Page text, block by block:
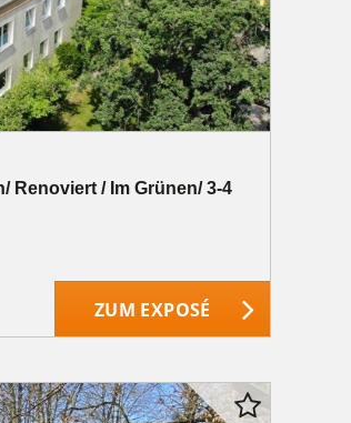
Renoviert / Im Grünen/ 3-4
ZUM EXPOSÉ